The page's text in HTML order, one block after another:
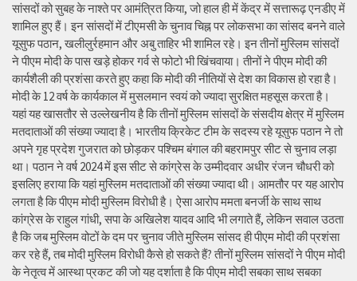
सांसदों को सुबह के नाश्ते पर आमंत्रित किया, जो हाल ही में केंद्र में सत्तारूढ़ एनडीए में
शामिल हुए हैं। इन सांसदों में टीएमसी के चुनाव चिह्न पर लोकसभा का सांसद बनने वाले
यूसुफ पठान, खलीलुर्रहमान और अबु ताहिर भी शामिल रहे। इन तीनों मुस्लिम सांसदों
ने पीएम मोदी के पास खड़े होकर गर्व से फोटो भी खिंचवाया। तीनों ने पीएम मोदी की
कार्यशैली की प्रशंसा करते हुए कहा कि मोदी की नीतियों से देश का विकास हो रहा है।
मोदी के 12 वर्ष के कार्यकाल में मुसलमान स्वयं को ज्यादा सुरक्षित महसूस करता है।
यहां यह खासतौर से उल्लेखनीय है कि तीनों मुस्लिम सांसदों के संसदीय क्षेत्र में मुस्लिम
मतदाताओं की संख्या ज्यादा है। भारतीय क्रिकेट टीम के सदस्य रहे यूसुफ पठान ने तो
अपने गृह प्रदेश गुजरात को छोड़कर पश्चिम बंगाल की बहरामपुर सीट से चुनाव लड़ा
था। पठान ने वर्ष 2024 में इस सीट से कांग्रेस के उम्मीदवार अधीर रंजन चौधरी को
इसलिए हराया कि यहां मुस्लिम मतदाताओं की संख्या ज्यादा थी। आमतौर पर यह आरोप
लगता है कि पीएम मोदी मुस्लिम विरोधी है। ऐसा आरोप ममता बनर्जी के साथ साथ
कांग्रेस के राहुल गांधी, सपा के अखिलेश यादव आदि भी लगाते हैं, लेकिन सवाल उठता
है कि जब मुस्लिम वोटों के दम पर चुनाव जीते मुस्लिम सांसद ही पीएम मोदी की प्रशंसा
कर रहे हैं, तब मोदी मुस्लिम विरोधी कैसे हो सकते हैं? तीनों मुस्लिम सांसदों ने पीएम मोदी
के नेतृत्व में आस्था प्रकट की जो यह दर्शाता है कि पीएम मोदी सबका साथ सबका